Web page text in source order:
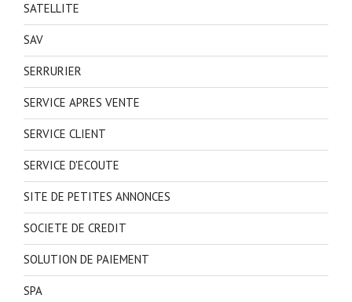
SATELLITE
SAV
SERRURIER
SERVICE APRES VENTE
SERVICE CLIENT
SERVICE D'ECOUTE
SITE DE PETITES ANNONCES
SOCIETE DE CREDIT
SOLUTION DE PAIEMENT
SPA